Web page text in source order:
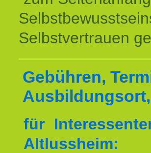
Selbstvertrauen
Gebühren,
für
Altlussheim: